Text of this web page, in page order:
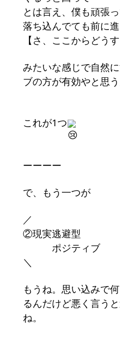
とは言え、僕も頑張
落ち込んでても前に
【さ、ここからどう
みたいな感じで自然
ブの方が有効やと思う
これが1つ
ーーーー
で、もう一つが
／
②現実逃避型
ポジティブ
＼
もうね。思い込みで
るんだけど悪く言う
ね。